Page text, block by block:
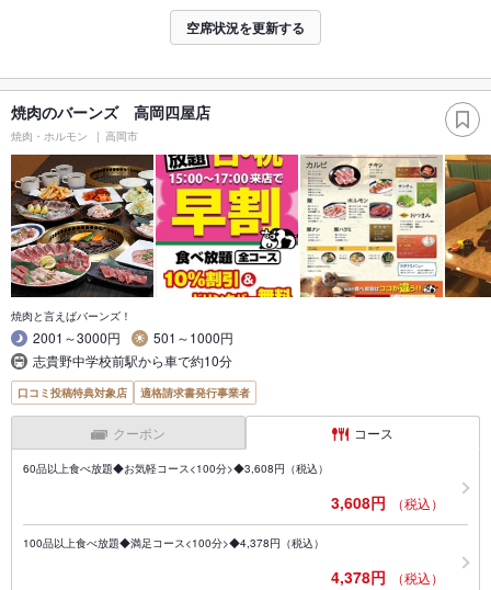
空席状況を更新する
焼肉のバーンズ 高岡四屋店
焼肉・ホルモン 高岡市
焼肉と言えばバーンズ！
2001～3000円
501～1000円
志貴野中学校前駅から車で約10分
口コミ投稿特典対象店 適格請求書発行事業者
クーポン コース
60品以上食べ放題◆お気軽コース<100分>◆3,608円（税込）
3,608円 （税込）
100品以上食べ放題◆満足コース<100分>◆4,378円（税込）
4,378円 （税込）